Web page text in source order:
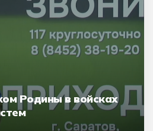
Родины в войсках